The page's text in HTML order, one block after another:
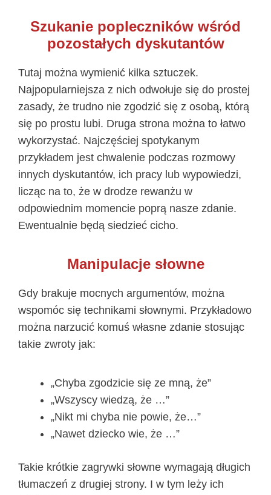
Szukanie popleczników wśród
pozostałych dyskutantów
Tutaj można wymienić kilka sztuczek.
Najpopularniejsza z nich odwołuje się do prostej
zasady, że trudno nie zgodzić się z osobą, którą
się po prostu lubi. Druga strona można to łatwo
wykorzystać. Najczęściej spotykanym
przykładem jest chwalenie podczas rozmowy
innych dyskutantów, ich pracy lub wypowiedzi,
licząc na to, że w drodze rewanżu w
odpowiednim momencie poprą nasze zdanie.
Ewentualnie będą siedzieć cicho.
Manipulacje słowne
Gdy brakuje mocnych argumentów, można
wspomóc się technikami słownymi. Przykładowo
można narzucić komuś własne zdanie stosując
takie zwroty jak:
„Chyba zgodzicie się ze mną, że”
„Wszyscy wiedzą, że …”
„Nikt mi chyba nie powie, że…”
„Nawet dziecko wie, że …”
Takie krótkie zagrywki słowne wymagają długich
tłumaczeń z drugiej strony. I w tym leży ich